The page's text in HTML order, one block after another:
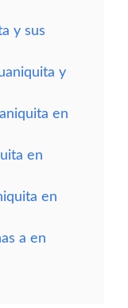
y sus
y
en
en
en
a en